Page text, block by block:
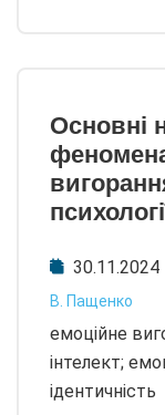
Основні
30.11.2024
В. Пащенко
емоційне
інтелект;
ідентичність